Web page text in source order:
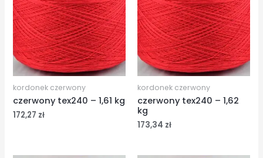
kordonek czerwony
czerwony tex240 – 1,61 kg
172,27 zł
kordonek czerwony
czerwony tex240 – 1,62
kg
173,34 zł